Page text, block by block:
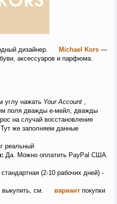
дизайнер. Michael Kors —
аксессуаров и парфюма.
углу нажать Your Account ,
поля дважды е-мейл, дважды
на случай восстановления
же заполняем данные
реальный
Да. Можно оплатить РayРal США.
стандартная (2-10 рабочих дней) -
выкупить, см. вариант покупки